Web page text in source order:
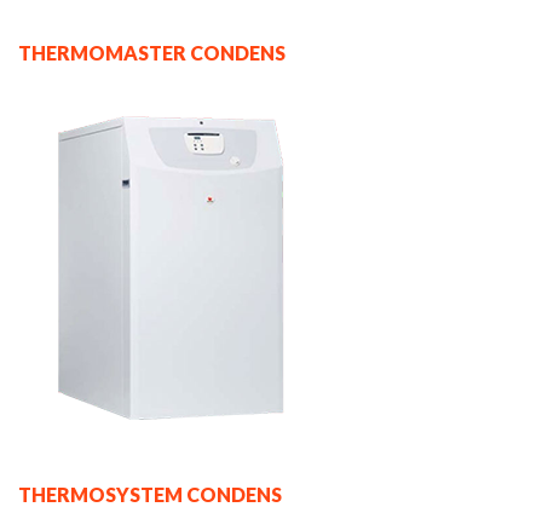
THERMOMASTER CONDENS
THERMOSYSTEM CONDENS